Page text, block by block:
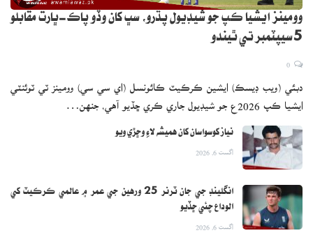
وومينز ايشيا ڪپ جو شيڊيول پڌرو، سڀ کان وڏو پاڪ-ڀارت مقابلو
5 سيپٽمبر تي ٿيندو
دبئي (ويب ڊيسڪ) ايشين ڪرڪيٽ ڪائونسل (اي سي سي) وومينز ٽي ٽوئنٽي
ايشيا ڪپ 2026ع جو شيڊيول جاري ڪري ڇڏيو آهي، جنهن…
نياز کوسواسان کان هميشه لاءِ وڇڙي ويو
اگست 6, 2026
انگلينڊ جي جان ٽرنر 25 ورهين جي عمر ۾ عالمي ڪرڪيٽ کي
الوداع چئي ڇڏيو
اگست 6, 2026